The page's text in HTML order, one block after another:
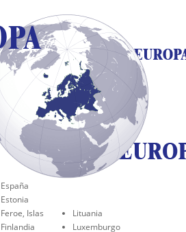
España
Estonia
Feroe, Islas
Finlandia
Lituania
Luxemburgo